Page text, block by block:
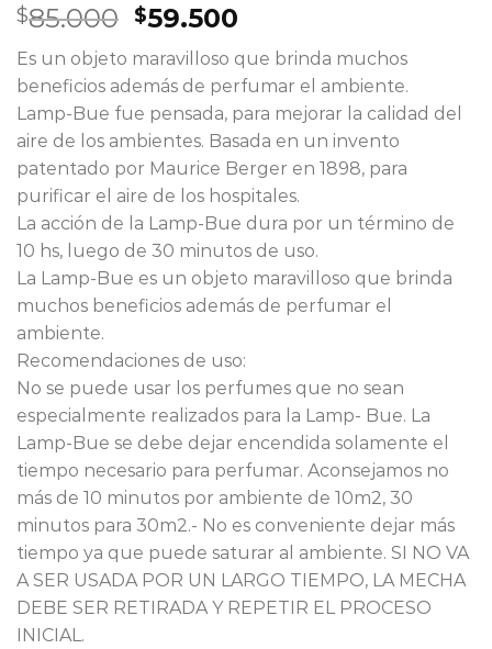
$85.000 El
precio
original
era:
$85.000.
$59.500
precio
actual
es:
$59.500.
Es un objeto maravilloso que brinda muchos
beneficios además de perfumar el ambiente.
Lamp-Bue fue pensada, para mejorar la calidad del
aire de los ambientes. Basada en un invento
patentado por Maurice Berger en 1898, para
purificar el aire de los hospitales.
La acción de la Lamp-Bue dura por un término de
10 hs, luego de 30 minutos de uso.
La Lamp-Bue es un objeto maravilloso que brinda
muchos beneficios además de perfumar el
ambiente.
Recomendaciones de uso:
No se puede usar los perfumes que no sean
especialmente realizados para la Lamp- Bue. La
Lamp-Bue se debe dejar encendida solamente el
tiempo necesario para perfumar. Aconsejamos no
más de 10 minutos por ambiente de 10m2, 30
minutos para 30m2.- No es conveniente dejar más
tiempo ya que puede saturar al ambiente. SI NO VA
A SER USADA POR UN LARGO TIEMPO, LA MECHA
DEBE SER RETIRADA Y REPETIR EL PROCESO
INICIAL.